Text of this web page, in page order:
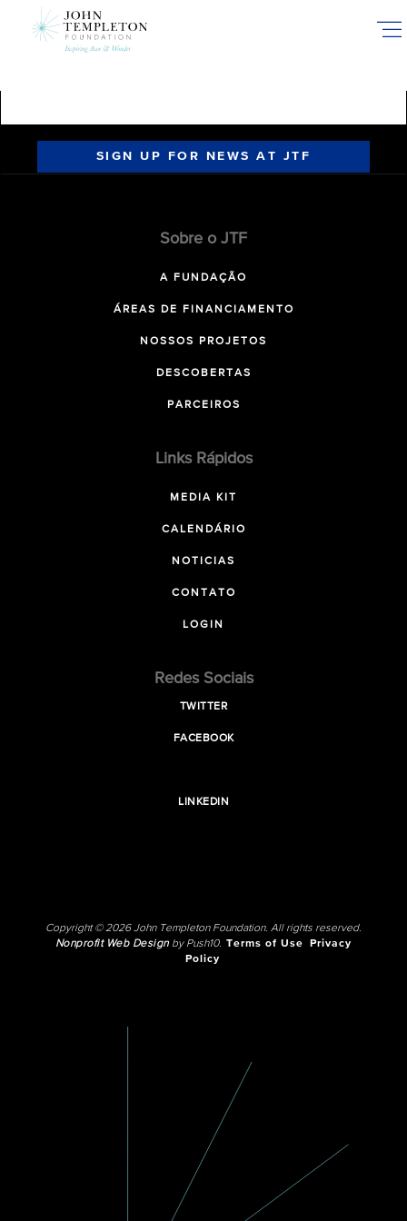
SIGN UP FOR NEWS AT JTF
Sobre o JTF
A FUNDAÇÃO
ÁREAS DE FINANCIAMENTO
NOSSOS PROJETOS
DESCOBERTAS
PARCEIROS
Links Rápidos
MEDIA KIT
CALENDÁRIO
NOTICIAS
CONTATO
LOGIN
Redes Sociais
TWITTER
FACEBOOK
LINKEDIN
Copyright © 2026 John Templeton Foundation. All rights reserved.
Nonprofit Web Designby Push10. Terms of Use
Privacy
Policy